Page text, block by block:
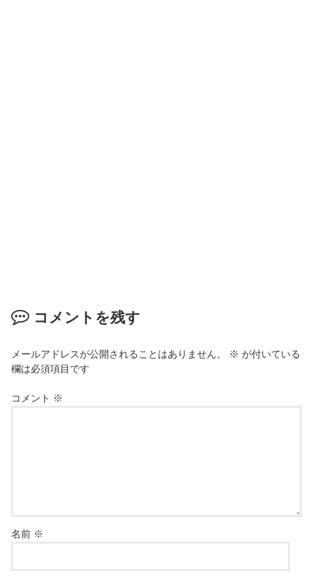
コメントを残す
メールアドレスが公開されることはありません。 ※ が付いている
欄は必須項目です
コメント ※
名前 ※